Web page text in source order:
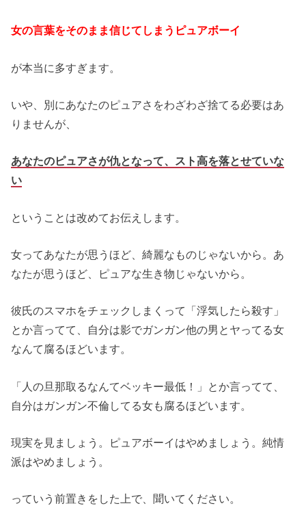
女の言葉をそのまま信じてしまうピュアボーイ
が本当に多すぎます。
いや、別にあなたのピュアさをわざわざ捨てる必要はあ
りませんが、
あなたのピュアさが仇となって、スト高を落とせていな
い
ということは改めてお伝えします。
女ってあなたが思うほど、綺麗なものじゃないから。あ
なたが思うほど、ピュアな生き物じゃないから。
彼氏のスマホをチェックしまくって「浮気したら殺す」
とか言ってて、自分は影でガンガン他の男とヤってる女
なんて腐るほどいます。
「人の旦那取るなんてベッキー最低！」とか言ってて、
自分はガンガン不倫してる女も腐るほどいます。
現実を見ましょう。ピュアボーイはやめましょう。純情
派はやめましょう。
っていう前置きをした上で、聞いてください。